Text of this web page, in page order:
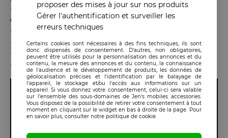
-
à l’écart de la chaleur, des flammes et des sources
d’étincelles(aérosol inflammable).
-
pas inhalerdirectement les vapeurs.
-
Conserver hors de portée des enfants.
-
Ne pas perforer ou brûlerl’aérosol, même vide.
-
Stocker à température modérée, à l’abri du soleil.
proposer des mises à jour sur nos produits
Gérer l'authentification et surveiller les
erreurs techniques
Certains cookies sont nécessaires à des fins techniques, ils sont
donc dispensés de consentement. D'autres, non obligatoires,
peuvent être utilisés pour la personnalisation des annonces et du
contenu, la mesure des annonces et du contenu, la connaissance
de l'audience et le développement de produits, les données de
géolocalisation précises et l'identification par le balayage de
l'appareil, le stockage et/ou l'accès aux informations sur un
appareil. Si vous donnez votre consentement, celui-ci sera valable
sur l’ensemble des sous-domaines de Jen's mobiles accessories.
Vous disposez de la possibilité de retirer votre consentement à tout
moment en cliquant sur le widget en bas à droite de la page. Pour
en savoir plus, consulter notre politique de cookie.